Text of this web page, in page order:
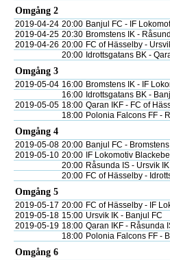
Omgång 2
2019-04-24 20:00 Banjul FC - IF
2019-04-25 20:30 Bromstens IK -
2019-04-26 20:00 FC of Hässelby -
20:00 Idrottsgatans BK -
Omgång 3
2019-05-04 16:00 Bromstens IK - IF
16:00 Idrottsgatans BK -
2019-05-05 18:00 Qaran IKF - FC of
18:00 Polonia Falcons FF -
Omgång 4
2019-05-08 20:00 Banjul FC -
2019-05-10 20:00 IF Lokomotiv
20:00 Råsunda IS - Ursvik IK
20:00 FC of Hässelby -
Omgång 5
2019-05-17 20:00 FC of Hässelby - IF
2019-05-18 15:00 Ursvik IK - Banjul FC
2019-05-19 18:00 Qaran IKF - Råsunda
18:00 Polonia Falcons FF -
Omgång 6